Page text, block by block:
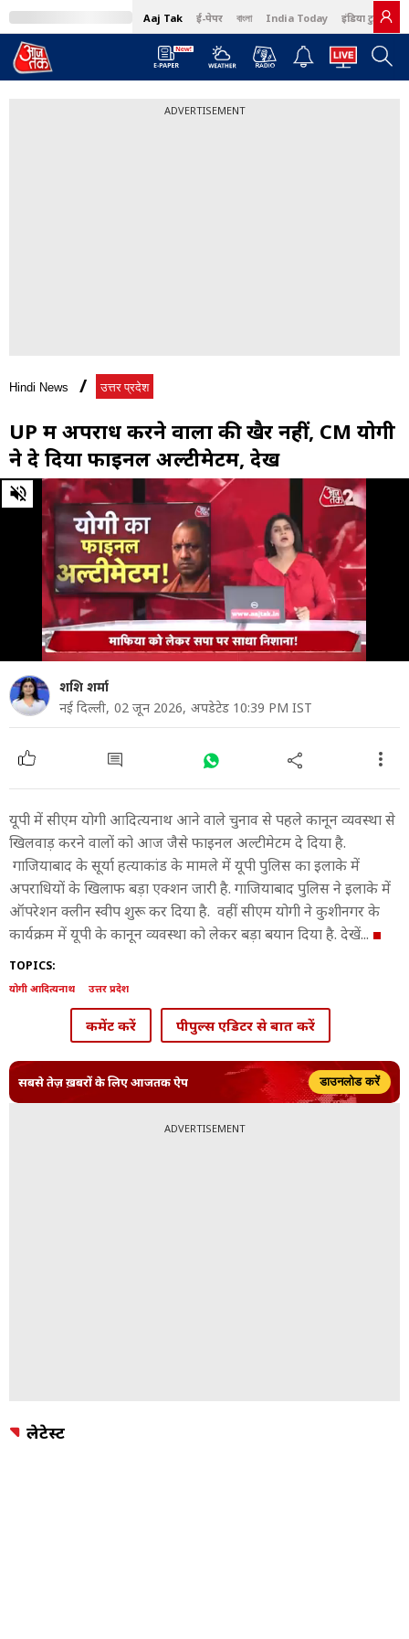
Aaj Tak ई-पेपर বাংলা India Today इंडिया टुडे हिंदी
ADVERTISEMENT
Hindi News उत्तर प्रदेश
UP में अपराध करने वालों की खैर नहीं, CM योगी
ने दे दिया फाइनल अल्टीमेटम, देखें
0
of
minutes,
seconds
शशि शर्मा
नई दिल्ली, 02 जून 2026, अपडेटेड 10:39 PM IST
यूपी में सीएम योगी आदित्यनाथ आने वाले चुनाव से पहले कानून व्यवस्था से
खिलवाड़ करने वालों को आज जैसे फाइनल अल्टीमेटम दे दिया है.
गाजियाबाद के सूर्या हत्याकांड के मामले में यूपी पुलिस का इलाके में
अपराधियों के खिलाफ बड़ा एक्शन जारी है. गाजियाबाद पुलिस ने इलाके में
ऑपरेशन क्लीन स्वीप शुरू कर दिया है. वहीं सीएम योगी ने कुशीनगर के
कार्यक्रम में यूपी के कानून व्यवस्था को लेकर बड़ा बयान दिया है. देखें...
TOPICS:
योगी आदित्यनाथ उत्तर प्रदेश
कमेंट करें पीपुल्स एडिटर से बात करें
सबसे तेज़ ख़बरों के लिए आजतक ऐप डाउनलोड करें
ADVERTISEMENT
लेटेस्ट